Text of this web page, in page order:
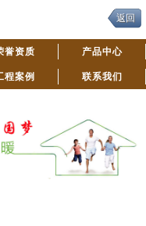
返回
誉资质 产品中心
程案例 联系我们